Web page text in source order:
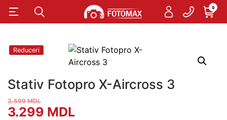
0
Reduceri
Stativ Fotopro X-Aircross 3
3.599MDL
Prețul
3.299 MDLPrețul